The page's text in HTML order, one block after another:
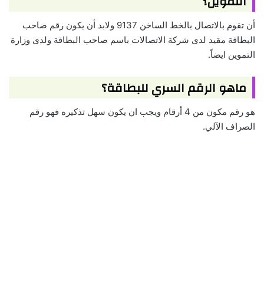
أن تقوم بالاتصال بالخط الساخن 9137 ولابد أن يكون رقم صاحب
البطاقة مقيد لدى شركة الاتصالات باسم صاحب البطاقة ولدى وزارة
التموين ايضاً.
ماهو الرقم السري للبطاقة؟
هو رقم مكون من 4 أرقام ويجب ان يكون سهل تذكيره فهو رقم
الصراف الآلي.